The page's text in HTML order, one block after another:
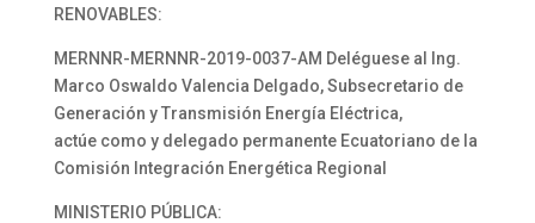
RENOVABLES:
MERNNR-MERNNR-2019-0037-AM Deléguese al Ing.
Marco Oswaldo Valencia Delgado, Subsecretario de
Generación y Transmisión Energía Eléctrica,
actúe como y delegado permanente Ecuatoriano de la
Comisión Integración Energética Regional
MINISTERIO PÚBLICA: